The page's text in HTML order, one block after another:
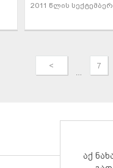
2011 წლის
< 7
აქ